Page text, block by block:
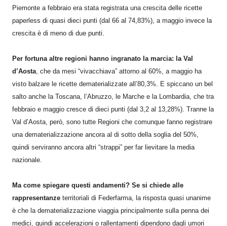
Piemonte a febbraio era stata registrata una crescita delle ricette
paperless di quasi dieci punti (dal 66 al 74,83%), a maggio invece la
crescita è di meno di due punti.
Per fortuna altre regioni hanno ingranato la marcia: la Val
d’Aosta , che da mesi “vivacchiava” attorno al 60%, a maggio ha
visto balzare le ricette dematerializzate all’80,3%. E spiccano un bel
salto anche la Toscana, l’Abruzzo, le Marche e la Lombardia, che tra
febbraio e maggio cresce di dieci punti (dal 3,2 al 13,28%). Tranne la
Val d’Aosta, però, sono tutte Regioni che comunque fanno registrare
una dematerializzazione ancora al di sotto della soglia del 50%,
quindi serviranno ancora altri “strappi” per far lievitare la media
nazionale.
Ma come spiegare questi andamenti? Se si chiede alle
rappresentanze territoriali di Federfarma, la risposta quasi unanime
è che la dematerializzazione viaggia principalmente sulla penna dei
medici, quindi accelerazioni o rallentamenti dipendono dagli umori